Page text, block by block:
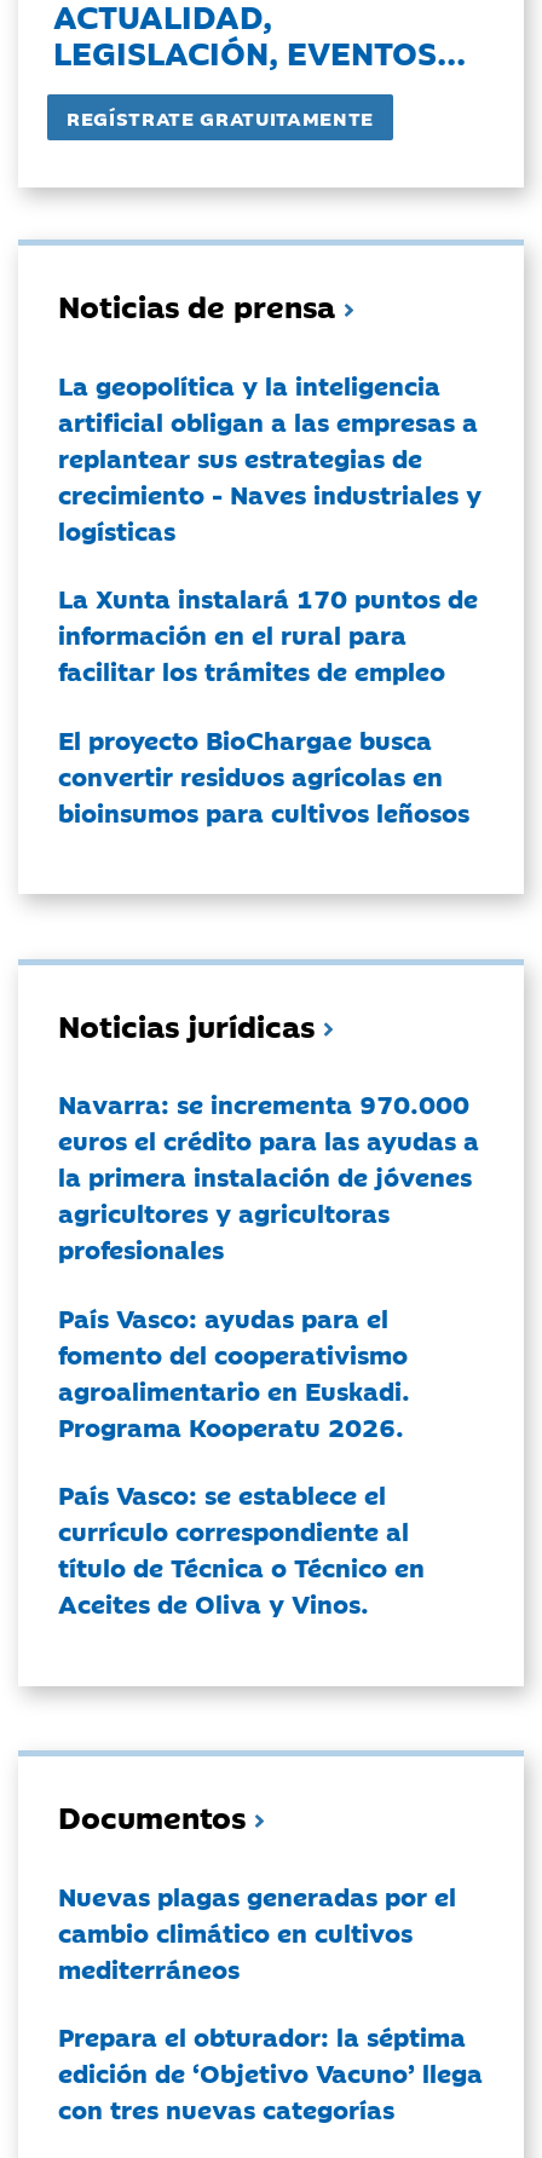
ACTUALIDAD,
LEGISLACIÓN, EVENTOS...
Noticias de prensa
La geopolítica y la inteligencia
artificial obligan a las empresas a
replantear sus estrategias de
crecimiento - Naves industriales y
logísticas
La Xunta instalará 170 puntos de
información en el rural para
facilitar los trámites de empleo
El proyecto BioChargae busca
convertir residuos agrícolas en
bioinsumos para cultivos leñosos
Noticias jurídicas
Navarra: se incrementa 970.000
euros el crédito para las ayudas a
la primera instalación de jóvenes
agricultores y agricultoras
profesionales
País Vasco: ayudas para el
fomento del cooperativismo
agroalimentario en Euskadi.
Programa Kooperatu 2026.
País Vasco: se establece el
currículo correspondiente al
título de Técnica o Técnico en
Aceites de Oliva y Vinos.
Documentos
Nuevas plagas generadas por el
cambio climático en cultivos
mediterráneos
Prepara el obturador: la séptima
edición de ‘Objetivo Vacuno’ llega
con tres nuevas categorías